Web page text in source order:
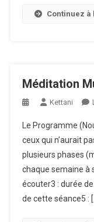
Continuez à
Méditation
Kettani
Le Programme
ceux qui n’aurait
plusieurs phases
chaque semaine à
écouter3 : durée
de cette séance5 :